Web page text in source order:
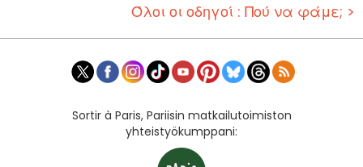
Όλοι οι οδηγοί : Πού να φάμε; >
Sortir à Paris, Pariisin matkailutoimiston
yhteistyökumppani: